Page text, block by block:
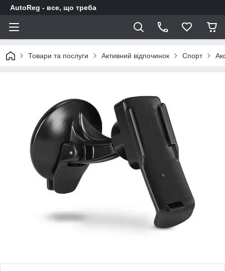
AutoReg - все, що треба
Товари та послуги Активний відпочинок Спорт